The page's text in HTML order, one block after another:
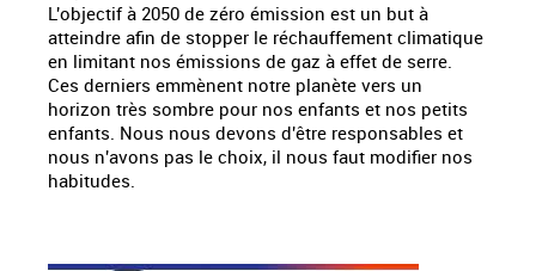
L'objectif à 2050 de zéro émission est un but à
atteindre afin de stopper le réchauffement climatique
en limitant nos émissions de gaz à effet de serre.
Ces derniers emmènent notre planète vers un
horizon très sombre pour nos enfants et nos petits
enfants. Nous nous devons d'être responsables et
nous n'avons pas le choix, il nous faut modifier nos
habitudes.